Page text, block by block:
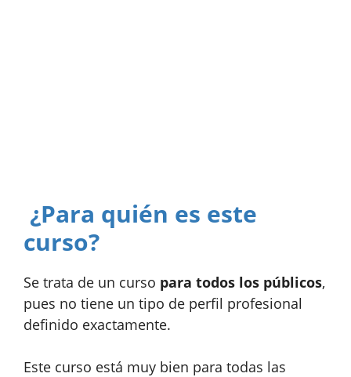
¿Para quién es este
curso?
Se trata de un curso para todos los públicos,
pues no tiene un tipo de perfil profesional
definido exactamente.
Este curso está muy bien para todas las